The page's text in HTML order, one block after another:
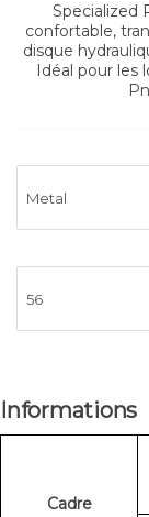
Specialized
confortable,
disque
Idéal pour les
Informations
Cadre